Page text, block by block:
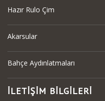
Hazır Rulo Çim
Akarsular
Bahçe Aydınlatmaları
İLETİŞİM BİLGİLERİ